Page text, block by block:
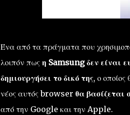
Ένα από τα πράγματα που
λοιπόν πως η Samsungδεν είναι
δημιουργήσει το δικό της, ο οποίος
νέος αυτός browser θα βασίζεται
από την Google και την Apple.